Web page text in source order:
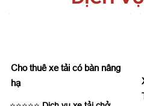
Cho thuê xe tải có bàn nâng
hạ